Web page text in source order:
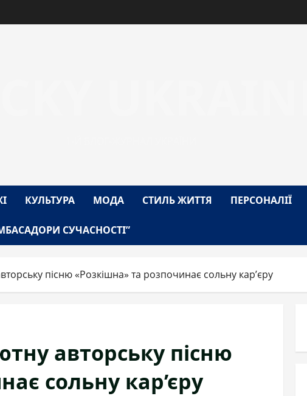
КУЛЬТУРА МОДА СТИЛЬ ЖИТТЯ ПЕРСОНАЛІЇ
СУЧАСНОСТІ”
пісню «Розкішна» та розпочинає сольну кар’єру
авторську пісню
сольну кар’єру